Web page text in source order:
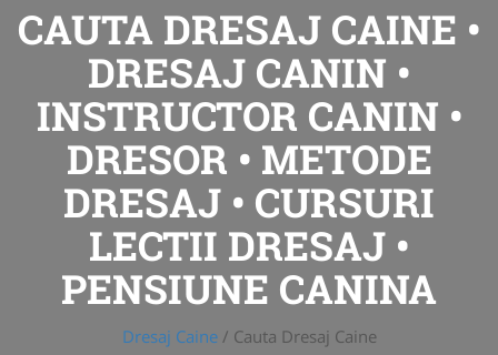
CAUTA DRESAJ CAINE •
DRESAJ CANIN •
INSTRUCTOR CANIN •
DRESOR • METODE
DRESAJ • CURSURI
LECTII DRESAJ •
PENSIUNE CANINA
Dresaj Caine/ Cauta Dresaj Caine